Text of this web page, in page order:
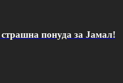
понуда за Јамал!